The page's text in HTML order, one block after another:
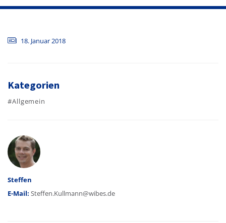
18. Januar 2018
Kategorien
#Allgemein
Autor
Steffen
E-Mail: Steffen.Kullmann@wibes.de